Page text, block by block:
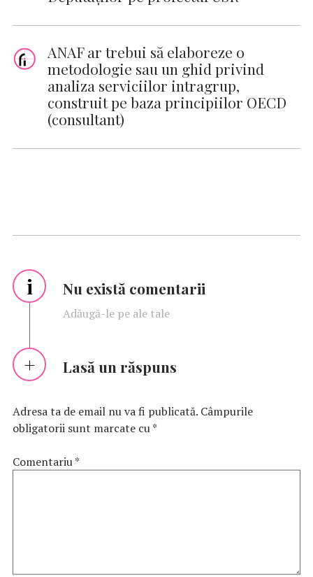
ANAF ar trebui să elaboreze o
metodologie sau un ghid privind
analiza serviciilor intragrup,
construit pe baza principiilor OECD
(consultant)
i Nu există comentarii
Adăugă-le pe ale tale
Lasă un răspuns
Adresa ta de email nu va fi publicată. Câmpurile
obligatorii sunt marcate cu*
Comentariu*